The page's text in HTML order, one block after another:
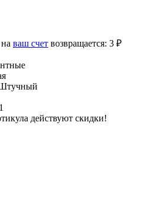
ваш счет возвращается: 3 ₽
1
действуют скидки!